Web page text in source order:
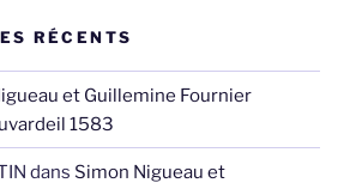
RÉCENTS
et Guillemine Fournier
1583
dans Simon Nigueau et